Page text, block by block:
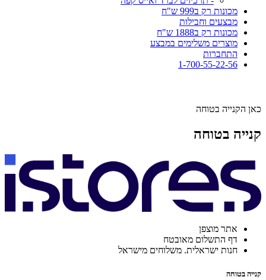
מכונות רק ב999 ש"ח
מבצעים וחבילות
מכונות רק ב1888 ש"ח
מוצרים משלימים במבצע
התחברות
1-700-55-22-56
כאן הקנייה בטוחה
קנייה בטוחה
אתר מוצפן
דף התשלום מאובטח
חנות ישראלית. משלוחים מישראל
קנייה בטוחה